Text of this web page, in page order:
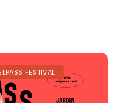
FESTIVAL